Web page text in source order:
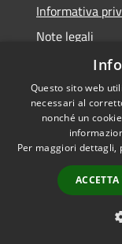
Informativa
Note legali
Dichiarazione
RSS
Accessibilità
Questo sito web
necessari al
nonché un
Per maggiori dettagli,